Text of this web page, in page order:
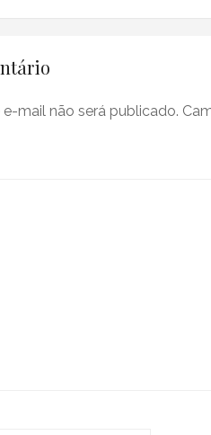
mail não será publicado.